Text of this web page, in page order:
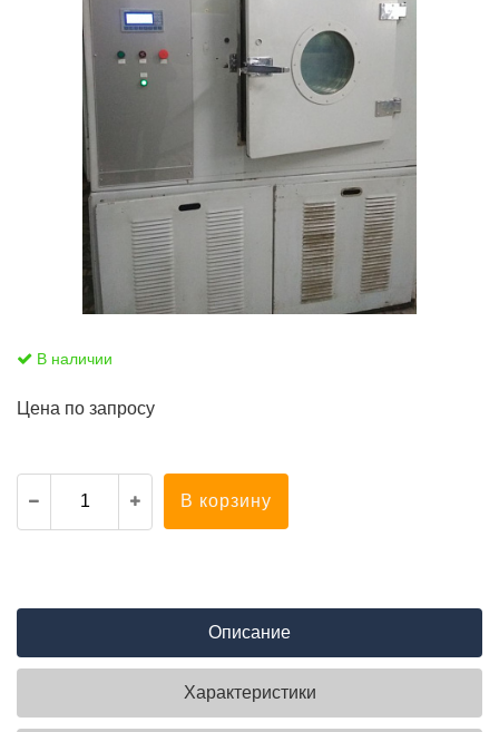
В наличии
Цена по запросу
В корзину
Описание
Характеристики